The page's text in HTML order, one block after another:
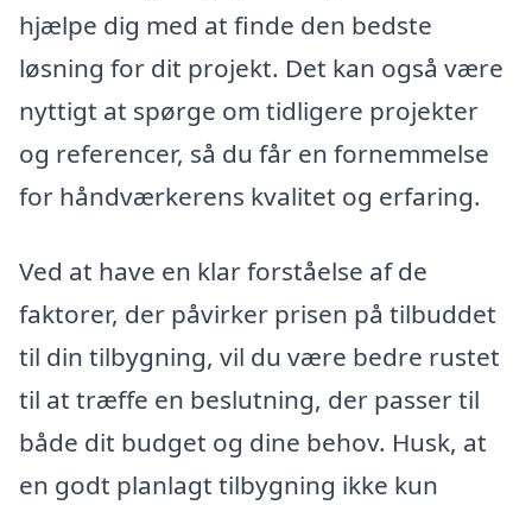
hjælpe dig med at finde den bedste
løsning for dit projekt. Det kan også være
nyttigt at spørge om tidligere projekter
og referencer, så du får en fornemmelse
for håndværkerens kvalitet og erfaring.
Ved at have en klar forståelse af de
faktorer, der påvirker prisen på tilbuddet
til din tilbygning, vil du være bedre rustet
til at træffe en beslutning, der passer til
både dit budget og dine behov. Husk, at
en godt planlagt tilbygning ikke kun